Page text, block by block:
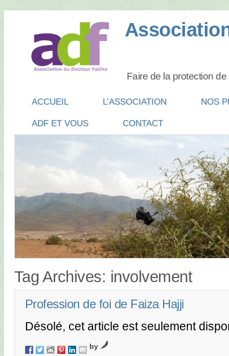
Faire de la protection
Main menu
SKIP
TO
ACCUEIL L’ASSOCIATION NOS
ADF ET VOUS CONTACT
Tag Archives: involvement
Profession de foi de Faiza Hajji
Désolé, cet article est seulement
by